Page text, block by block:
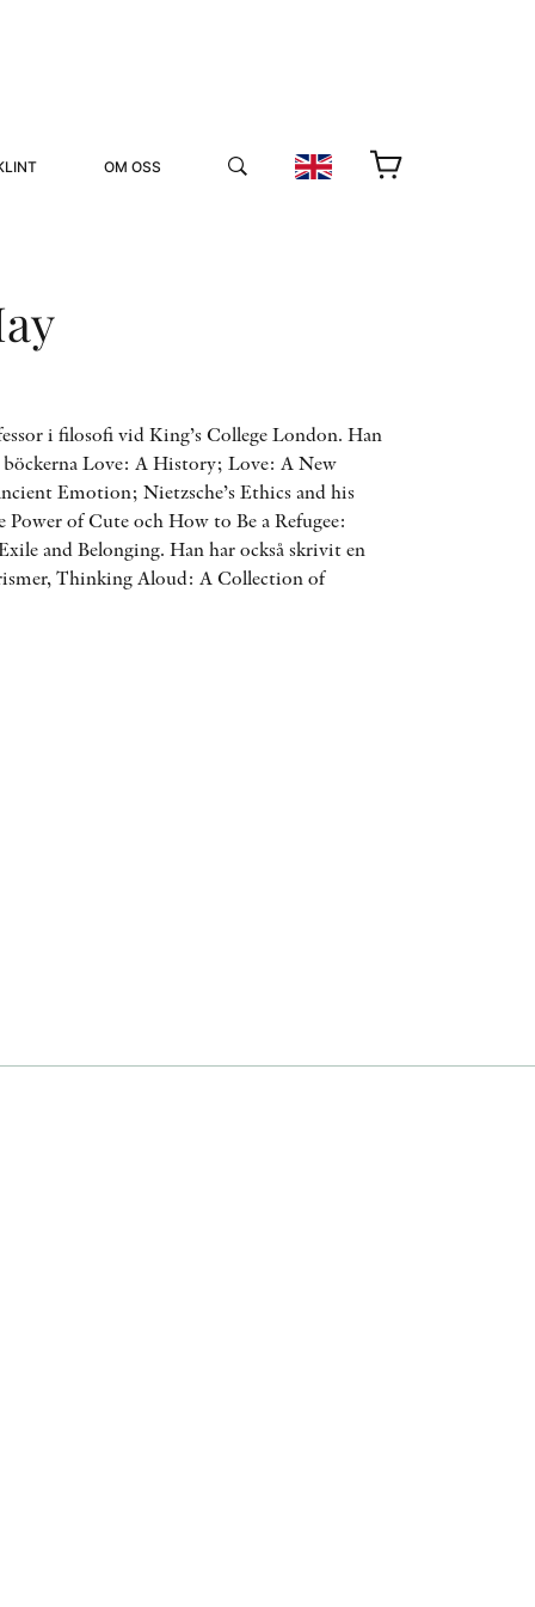
OM OSS
ÖVRIGA FORMAT
i filosofi vid King’s College London. Han
Love: A History; Love: A New
Emotion; Nietzsche’s Ethics and his
Power of Cute och How to Be a Refugee:
and Belonging. Han har också skrivit en
Thinking Aloud: A Collection of